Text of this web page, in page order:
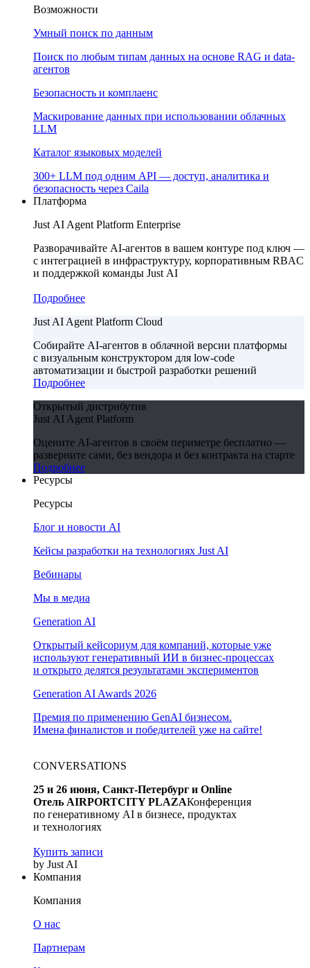
Возможности
Умный поиск по данным
Поиск по любым типам данных на основе RAG и data-
агентов
Безопасность и комплаенс
Маскирование данных при использовании облачных
LLM
Каталог языковых моделей
300+ LLM под одним API — доступ, аналитика и
безопасность через Caila
Платформа
Just AI Agent Platform Enterprise
Разворачивайте AI-агентов в вашем контуре под ключ —
с интеграцией в инфраструктуру, корпоративным RBAC
и поддержкой команды Just AI
Подробнее
Just AI Agent Platform Cloud
Собирайте AI-агентов в облачной версии платформы
с визуальным конструктором для low-code
автоматизации и быстрой разработки решений
Подробнее
Открытый дистрибутив
Just AI Agent Platform
Оцените AI-агентов в своём периметре бесплатно —
разверните сами, без вендора и без контракта на старте
Подробнее
Ресурсы
Ресурсы
Блог и новости AI
Кейсы разработки на технологиях Just AI
Вебинары
Мы в медиа
Generation AI
Открытый кейсориум для компаний, которые уже
используют генеративный ИИ в бизнес-процессах
и открыто делятся результатами экспериментов
Generation AI Awards 2026
Премия по применению GenAI бизнесом.
Имена финалистов и победителей уже на сайте!
CONVERSATIONS
25 и 26 июня, Санкт-Петербург и Online
Отель AIRPORTCITY PLAZAКонференция
по генеративному AI в бизнесе, продуктах
и технологиях
Купить записи
by Just AI
Компания
Компания
О нас
Партнерам